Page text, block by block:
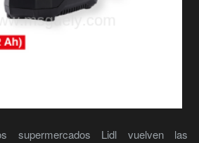
supermercados Lidl vuelven las